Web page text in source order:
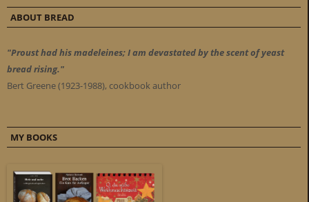
ABOUT BREAD
"Proust had his madeleines; I am devastated by the scent of yeast
bread rising."
Bert Greene (1923-1988), cookbook author
MY BOOKS